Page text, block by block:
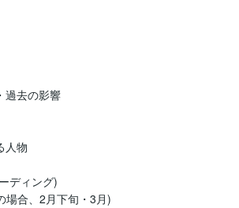
過去の影響
人物
ディング)
場合、2月下旬・3月)